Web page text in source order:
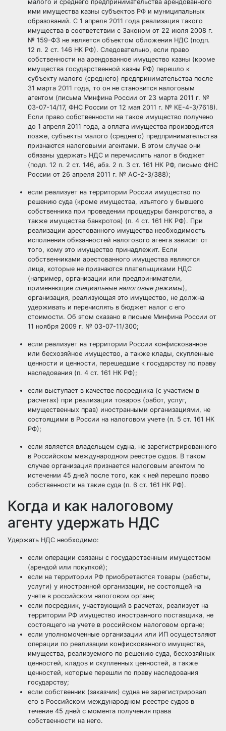
малого и среднего предпринимательства арендованного
ими имущества казны субъектов РФ и муниципальных
образований. С 1 апреля 2011 года реализация такого
имущества в соответствии с Законом от 22 июля 2008 г.
№ 159-ФЗ не является объектом обложения НДС (подп.
12 п. 2 ст. 146 НК РФ). Следовательно, если право
собственности на арендованное имущество казны (кроме
имущества государственной казны РФ) перешло к
субъекту малого (среднего) предпринимательства после
31 марта 2011 года, то он не становится налоговым
агентом (письма Минфина России от 23 марта 2011 г. №
03-07-14/17, ФНС России от 12 мая 2011 г. № КЕ-4-3/7618).
Если право собственности на такое имущество получено
до 1 апреля 2011 года, а оплата имущества производится
позже, субъекты малого (среднего) предпринимательства
признаются налоговыми агентами. В этом случае они
обязаны удержать НДС и перечислить налог в бюджет
(подп. 12 п. 2 ст. 146, абз. 2 п. 3 ст. 161 НК РФ, письмо ФНС
России от 26 апреля 2011 г. № АС-2-3/388);
если реализует на территории России имущество по
решению суда (кроме имущества, изъятого у бывшего
собственника при проведении процедуры банкротства, а
также имущества банкротов) (п. 4 ст. 161 НК РФ). При
реализации арестованного имущества необходимость
исполнения обязанностей налогового агента зависит от
того, кому это имущество принадлежит. Если
собственниками арестованного имущества являются
лица, которые не признаются плательщиками НДС
(например, организации или предприниматели,
применяющие специальные налоговые режимы),
организация, реализующая это имущество, не должна
удерживать и перечислять в бюджет налог с его
стоимости. Об этом сказано в письме Минфина России от
11 ноября 2009 г. № 03-07-11/300;
если реализует на территории России конфискованное
или бесхозяйное имущество, а также клады, скупленные
ценности и ценности, перешедшие к государству по праву
наследования (п. 4 ст. 161 НК РФ);
если выступает в качестве посредника (с участием в
расчетах) при реализации товаров (работ, услуг,
имущественных прав) иностранными организациями, не
состоящими в России на налоговом учете (п. 5 ст. 161 НК
РФ);
если является владельцем судна, не зарегистрированного
в Российском международном реестре судов. В таком
случае организация признается налоговым агентом по
истечении 45 дней после того, как к ней перешло право
собственности на такие суда (п. 6 ст. 161 НК РФ).
Когда и как налоговому
агенту удержать НДС
Удержать НДС необходимо:
если операции связаны с государственным имуществом
(арендой или покупкой);
если на территории РФ приобретаются товары (работы,
услуги) у иностранной организации, не состоящей на
учете в российском налоговом органе;
если посредник, участвующий в расчетах, реализует на
территории РФ имущество иностранного поставщика, не
состоящего на учете в российском налоговом органе;
если уполномоченные организации или ИП осуществляют
операции по реализации конфискованного имущества,
имущества, реализуемого по решению суда, бесхозяйных
ценностей, кладов и скупленных ценностей, а также
ценностей, которые перешли по праву наследования
государству;
если собственник (заказчик) судна не зарегистрировал
его в Российском международном реестре судов в
течение 45 дней с момента получения права
собственности на него.